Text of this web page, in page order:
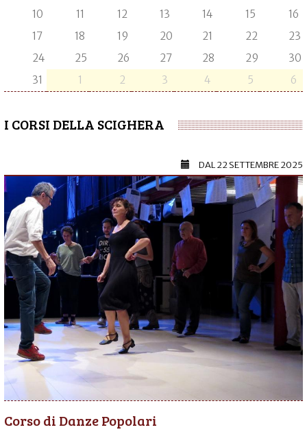
10
11 12 13 14 15
16
17
18 19 20 21 22
23
24
25 26 27 28 29
30
31
1 2 3 4 5 6
I CORSI DELLA SCIGHERA
DAL22 SETTEMBRE 2025
Corso di Danze Popolari